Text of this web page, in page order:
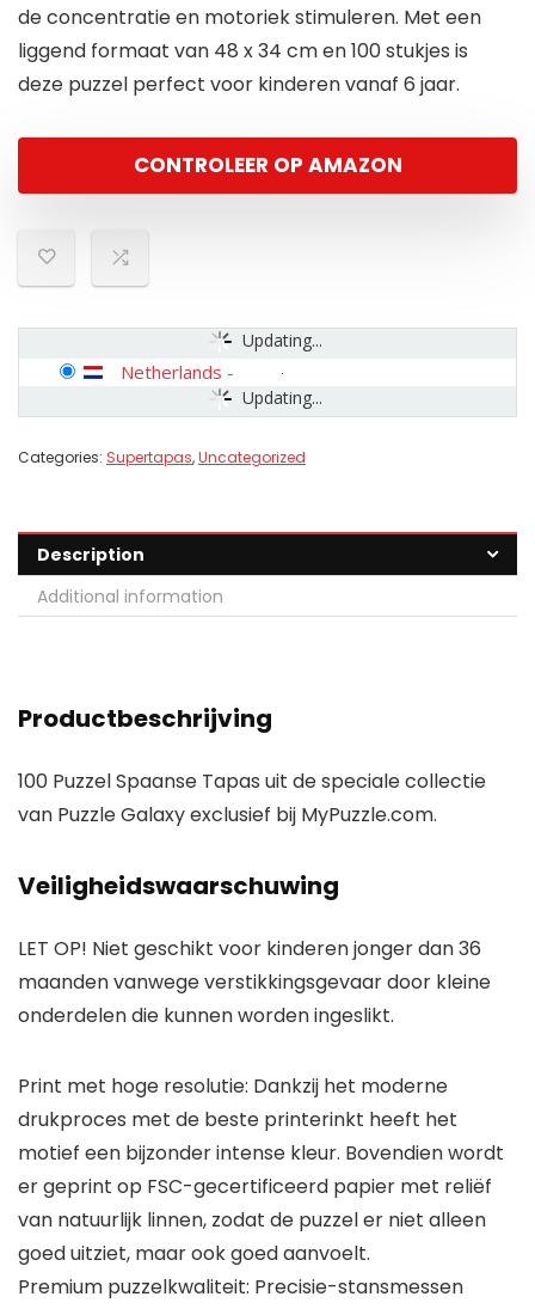
de concentratie en motoriek stimuleren. Met een
liggend formaat van 48 x 34 cm en 100 stukjes is
deze puzzel perfect voor kinderen vanaf 6 jaar.
CONTROLEER OP AMAZON
Updating...
Updating...
Netherlands -
Categories: Supertapas,Uncategorized
Description
Additional information
Productbeschrijving
100 PuzzelSpaanse Tapas uit de speciale collectie
van Puzzle Galaxyexclusief bij MyPuzzle.com.
Veiligheidswaarschuwing
LET OP! Niet geschikt voor kinderen jonger dan 36
maanden vanwege verstikkingsgevaar door kleine
onderdelen die kunnen worden ingeslikt.
Print met hoge resolutie: Dankzij het moderne
drukproces met de beste printerinkt heeft het
motief een bijzonder intense kleur. Bovendien wordt
er geprint op FSC-gecertificeerd papier met reliëf
van natuurlijk linnen, zodat de puzzel er niet alleen
goed uitziet, maar ook goed aanvoelt.
Premium puzzelkwaliteit: Precisie-stansmessen